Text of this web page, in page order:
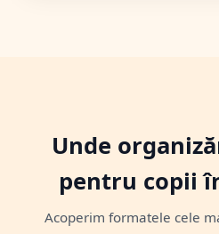
Unde
pentru copii
Acoperim formatele cele